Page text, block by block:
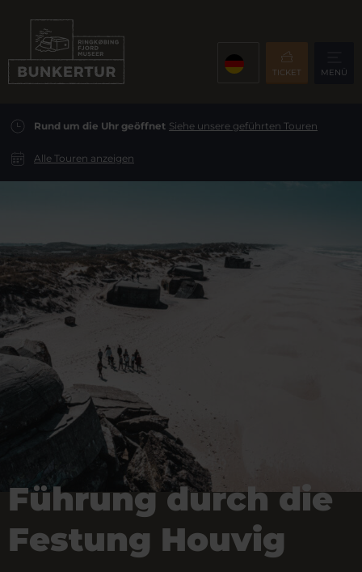
TICKET MENÜ
Rund um die Uhr geöffnet Siehe unsere geführten Touren
Alle Touren anzeigen
Führung durch die
Festung Houvig